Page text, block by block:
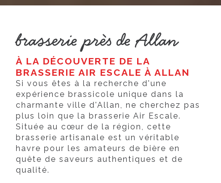
brasserie près de Allan
À LA DÉCOUVERTE DE LA
BRASSERIE AIR ESCALE À ALLAN
Si vous êtes à la recherche d'une
expérience brassicole unique dans la
charmante ville d'Allan, ne cherchez pas
plus loin que la brasserie Air Escale.
Située au cœur de la région, cette
brasserie artisanale est un véritable
havre pour les amateurs de bière en
quête de saveurs authentiques et de
qualité.